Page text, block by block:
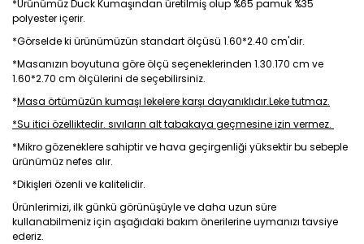
*Ürünümüz Duck Kumaşından üretilmiş olup %65 pamuk %35
polyester içerir.
*Görselde ki ürünümüzün standart ölçüsü 1.60*2.40 cm'dir.
*Masanızın boyutuna göre ölçü seçeneklerinden 1.30.170 cm ve
1.60*2.70 cm ölçülerini de seçebilirsiniz.
*Masa örtümüzün kumaşı lekelere karşı dayanıklıdır.Leke tutmaz.
*Su itici özelliktedir. sıvıların alt tabakaya geçmesine izin vermez.
*Mikro gözeneklere sahiptir ve hava geçirgenliği yüksektir bu sebeple
ürünümüz nefes alır.
*Dikişleri özenli ve kalitelidir.
Ürünlerimizi, ilk günkü görünüşüyle ve daha uzun süre
kullanabilmeniz için aşağıdaki bakım önerilerine uymanızı tavsiye
ederiz.